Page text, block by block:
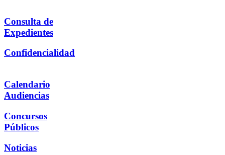
Consulta de
Expedientes
Confidencialidad
Calendario
Audiencias
Concursos
Públicos
Noticias